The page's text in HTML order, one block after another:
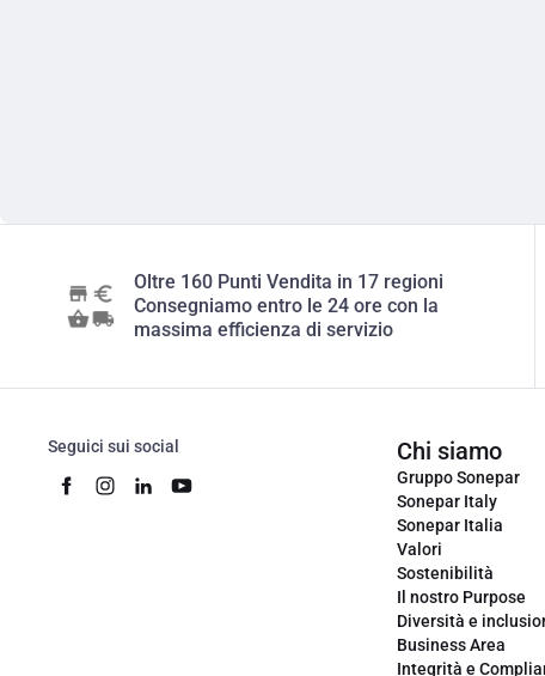
Oltre 160 Punti Vendita in 17 regioni
Consegniamo entro le 24 ore con la
massima efficienza di servizio
Seguici sui social Chi siamo
Gruppo Sonepar
Sonepar Italy
Sonepar Italia
Valori
Sostenibilità
Il nostro Purpose
Diversità e
Business Area
Integrità e